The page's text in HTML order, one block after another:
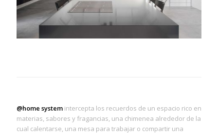
@home systemintercepta los recuerdos de un espacio rico en
materias, sabores y fragancias, una chimenea alrededor de la
cual calentarse, una mesa para trabajar o compartir una